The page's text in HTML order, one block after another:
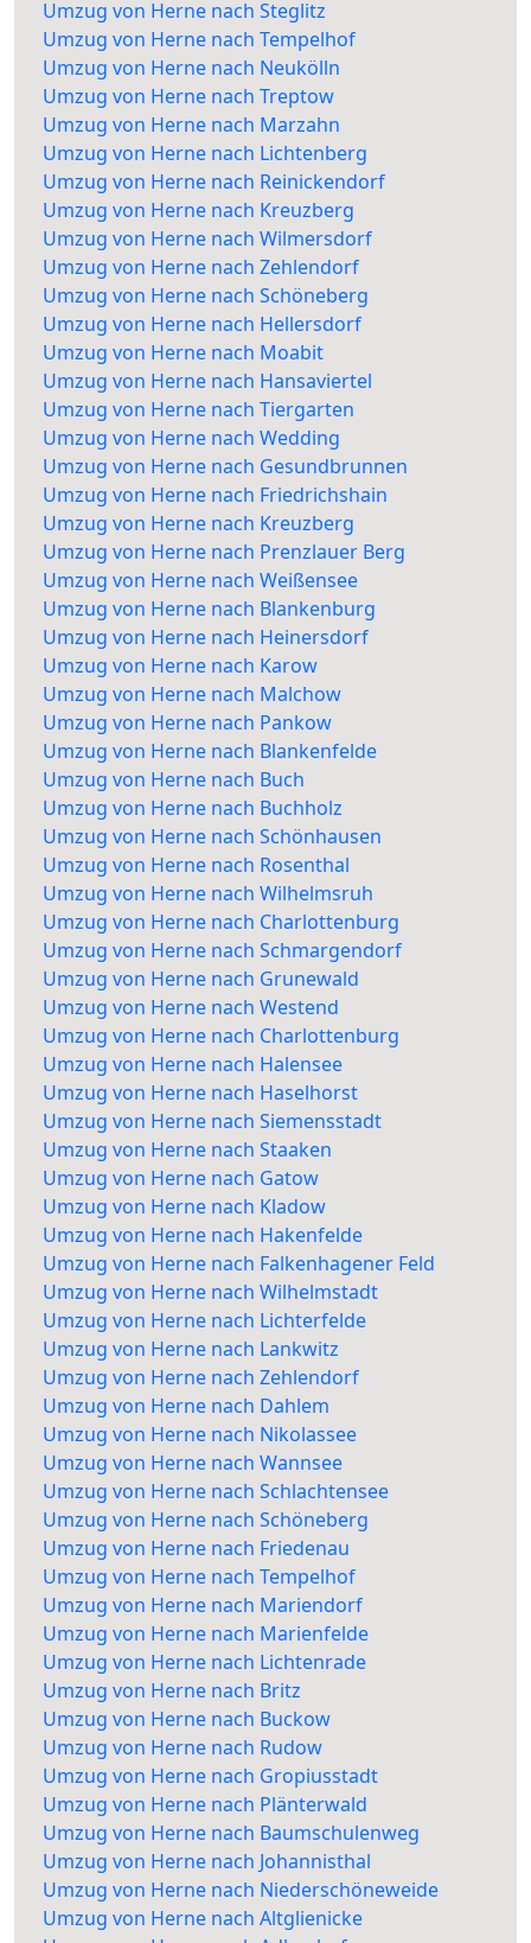
Umzug von Herne nach Steglitz
Umzug von Herne nach Tempelhof
Umzug von Herne nach Neukölln
Umzug von Herne nach Treptow
Umzug von Herne nach Marzahn
Umzug von Herne nach Lichtenberg
Umzug von Herne nach Reinickendorf
Umzug von Herne nach Kreuzberg
Umzug von Herne nach Wilmersdorf
Umzug von Herne nach Zehlendorf
Umzug von Herne nach Schöneberg
Umzug von Herne nach Hellersdorf
Umzug von Herne nach Moabit
Umzug von Herne nach Hansaviertel
Umzug von Herne nach Tiergarten
Umzug von Herne nach Wedding
Umzug von Herne nach Gesundbrunnen
Umzug von Herne nach Friedrichshain
Umzug von Herne nach Kreuzberg
Umzug von Herne nach Prenzlauer Berg
Umzug von Herne nach Weißensee
Umzug von Herne nach Blankenburg
Umzug von Herne nach Heinersdorf
Umzug von Herne nach Karow
Umzug von Herne nach Malchow
Umzug von Herne nach Pankow
Umzug von Herne nach Blankenfelde
Umzug von Herne nach Buch
Umzug von Herne nach Buchholz
Umzug von Herne nach Schönhausen
Umzug von Herne nach Rosenthal
Umzug von Herne nach Wilhelmsruh
Umzug von Herne nach Charlottenburg
Umzug von Herne nach Schmargendorf
Umzug von Herne nach Grunewald
Umzug von Herne nach Westend
Umzug von Herne nach Charlottenburg
Umzug von Herne nach Halensee
Umzug von Herne nach Haselhorst
Umzug von Herne nach Siemensstadt
Umzug von Herne nach Staaken
Umzug von Herne nach Gatow
Umzug von Herne nach Kladow
Umzug von Herne nach Hakenfelde
Umzug von Herne nach Falkenhagener Feld
Umzug von Herne nach Wilhelmstadt
Umzug von Herne nach Lichterfelde
Umzug von Herne nach Lankwitz
Umzug von Herne nach Zehlendorf
Umzug von Herne nach Dahlem
Umzug von Herne nach Nikolassee
Umzug von Herne nach Wannsee
Umzug von Herne nach Schlachtensee
Umzug von Herne nach Schöneberg
Umzug von Herne nach Friedenau
Umzug von Herne nach Tempelhof
Umzug von Herne nach Mariendorf
Umzug von Herne nach Marienfelde
Umzug von Herne nach Lichtenrade
Umzug von Herne nach Britz
Umzug von Herne nach Buckow
Umzug von Herne nach Rudow
Umzug von Herne nach Gropiusstadt
Umzug von Herne nach Plänterwald
Umzug von Herne nach Baumschulenweg
Umzug von Herne nach Johannisthal
Umzug von Herne nach Niederschöneweide
Umzug von Herne nach Altglienicke